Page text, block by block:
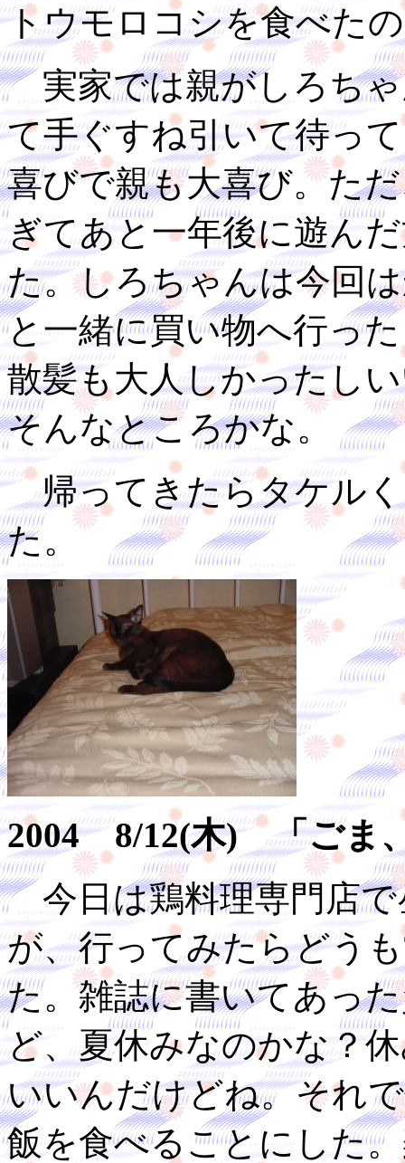
トウモロコシを食べた
実家では親がしろちゃ
て手ぐすね引いて待っ
喜びで親も大喜び。た
ぎてあと一年後に遊ん
た。しろちゃんは今回
と一緒に買い物へ行っ
散髪も大人しかったし
そんなところかな。
帰ってきたらタケルく
た。
2004 8/12(木) 「ごま
今日は鶏料理専門店で
が、行ってみたらどう
た。雑誌に書いてあっ
ど、夏休みなのかな？
いいんだけどね。それ
飯を食べることにした